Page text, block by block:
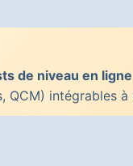
de niveau en ligne
QCM) intégrables